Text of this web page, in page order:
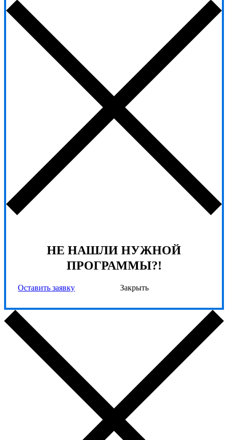
НЕ НАШЛИ НУЖНОЙ
ПРОГРАММЫ?!
Оставить заявку Закрыть